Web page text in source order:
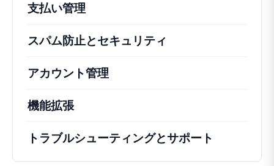
支払い管理
スパム防止とセキュリティ
アカウント管理
機能拡張
トラブルシューティングとサポート